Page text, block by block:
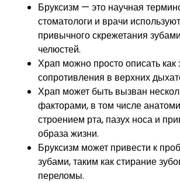
Бруксизм — это научная
стоматологи и врачи
привычного скрежетания
челюстей.
Храп можно просто описать как
сопротивления в верхних
Храп может быть вызван
факторами, в том числе
строением рта, пазух носа и
образа жизни.
Бруксизм может привести к
зубами, таким как стирание
переломы.